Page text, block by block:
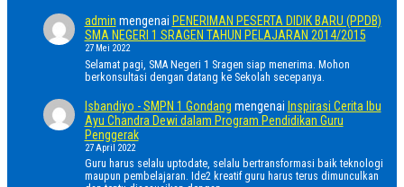
admin mengenai PENERIMAN PESERTA DIDIK BARU (PPDB)
SMA NEGERI 1 SRAGEN TAHUN PELAJARAN 2014/2015
27 Mei 2022
Selamat pagi, SMA Negeri 1 Sragen siap menerima. Mohon
berkonsultasi dengan datang ke Sekolah secepanya.
Isbandiyo - SMPN 1 Gondang mengenai Inspirasi Cerita Ibu
Ayu Chandra Dewi dalam Program Pendidikan Guru
Penggerak
27 April 2022
Guru harus selalu uptodate, selalu bertransformasi baik teknologi
maupun pembelajaran. Ide2 kreatif guru harus terus dimunculkan